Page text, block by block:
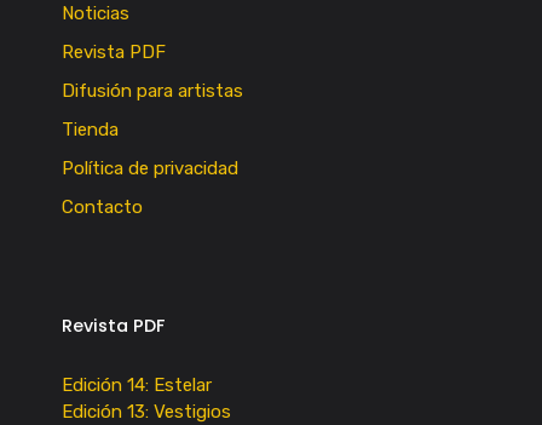
Noticias
Revista PDF
Difusión para artistas
Tienda
Política de privacidad
Contacto
Revista PDF
Edición 14: Estelar
Edición 13: Vestigios